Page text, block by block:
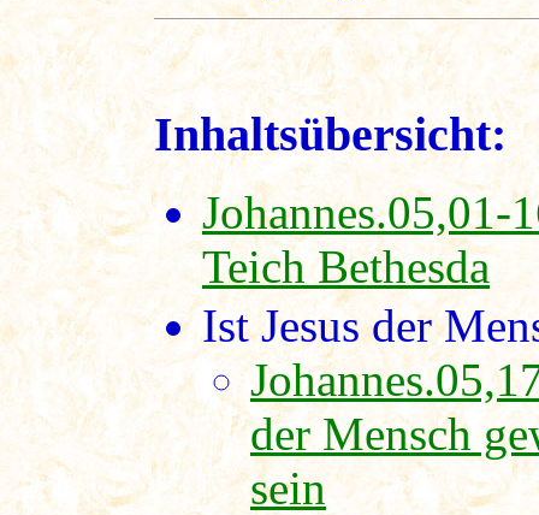
Inhaltsübersicht:
Johannes.05,01-
Teich Bethesda
Ist Jesus der
der Mensch
sein